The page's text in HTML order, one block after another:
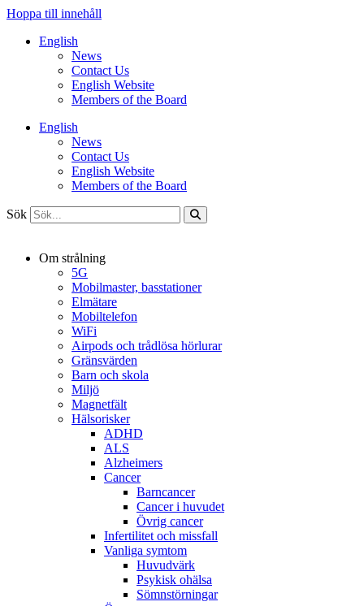
Hoppa till innehåll
English
News
Contact Us
English Website
Members of the Board
English
News
Contact Us
English Website
Members of the Board
Sök
Om strålning
5G
Mobilmaster, basstationer
Elmätare
Mobiltelefon
WiFi
Airpods och trådlösa hörlurar
Gränsvärden
Barn och skola
Miljö
Magnetfält
Hälsorisker
ADHD
ALS
Alzheimers
Cancer
Barncancer
Cancer i huvudet
Övrig cancer
Infertilitet och missfall
Vanliga symtom
Huvudvärk
Psykisk ohälsa
Sömnstörningar